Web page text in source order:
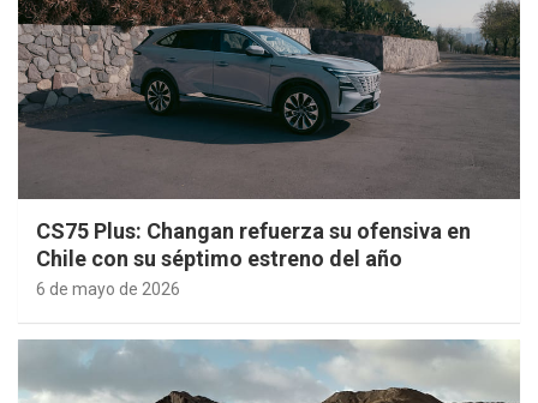
CS75 Plus: Changan refuerza su ofensiva en
Chile con su séptimo estreno del año
6 de mayo de 2026